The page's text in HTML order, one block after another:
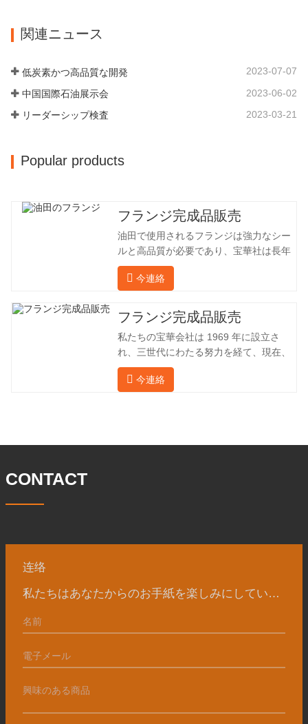
ーは、同じ業界で 15…
50,000平方メートル、建物周囲の面積は
25,000平方メートルです。従業員数は
260 名、エンジニアリング技術者は 46
関連ニュース
低炭素かつ高品質な開発 2023-07-07
中国国際石油展示会 2023-06-02
リーダーシップ検査 2023-03-21
Popular products
フランジ完成品販売
油田で使用されるフランジは強力なシー
ルと高品質が必要であり、宝華社は長年
油田でフランジを加工し、間接的に外国
（ドイツ、ロシア）に輸出してきまし
社は海外の顧客と直接輸出入し、第三者
手数料を回避して、強力な製品品質と低
価格を確保したいと考えています。以下
の表はこの製品の情報です。以下に当社
の簡単な紹介をさせていただきます。 材
今連絡
フランジ完成品販売
私たちの宝華会社は 1969 年に設立さ
れ、三世代にわたる努力を経て、現在、
敷地面積は 50,000 平方メートル、建築
面積は 25,000 平方メートルです。従業
電、石油機械部品、建設機械、鉱業、冶
今連絡
CONTACT
连络
私たちはあなたからのお手紙を楽しみにしています